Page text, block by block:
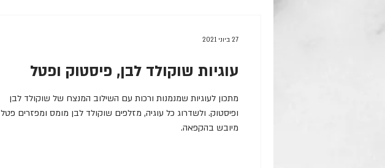
עוגיות שוקולד לבן, פיסטוק ופטל
מתכון לעוגיות שמנמנות ורכות עם השילוב המנצח של שוקולד לבן
ופיסטוק. ולשדרוג כל עוגיה, מזלפים שוקולד לבן מומס ומפזרים פטל
מיובש בהקפאה.
27 ביוני 2021